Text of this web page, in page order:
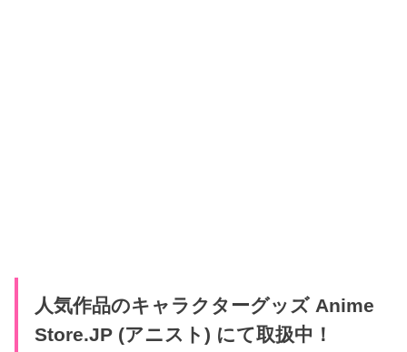
人気作品のキャラクターグッズ Anime
Store.JP (アニスト) にて取扱中！